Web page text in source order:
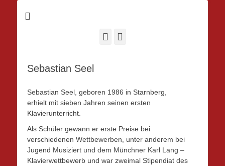
Facebook
Sebastian Seel
Sebastian Seel, geboren 1986 in Starnberg,
erhielt mit sieben Jahren seinen ersten
Klavierunterricht.
Als Schüler gewann er erste Preise bei
verschiedenen Wettbewerben, unter anderem bei
Jugend Musiziert und dem Münchner Karl Lang –
Klavierwettbewerb und war zweimal Stipendiat des